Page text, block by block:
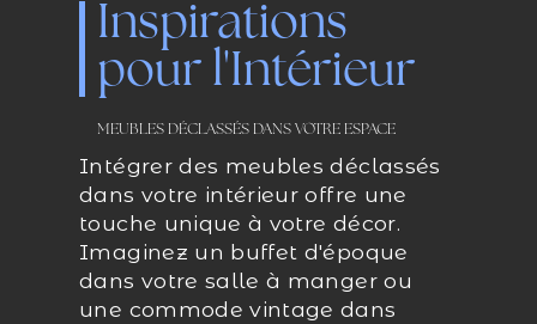
Inspirations
pour l'Intérieur
MEUBLES DÉCLASSÉS DANS VOTRE ESPACE
Intégrer des meubles déclassés
dans votre intérieur offre une
touche unique à votre décor.
Imaginez un buffet d'époque
dans votre salle à manger ou
une commode vintage dans